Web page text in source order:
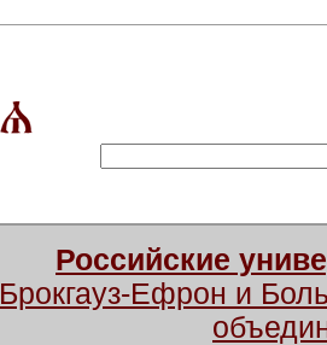
Российские
Брокгауз-Ефрон и